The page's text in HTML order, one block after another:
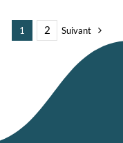
1 2 Suivant